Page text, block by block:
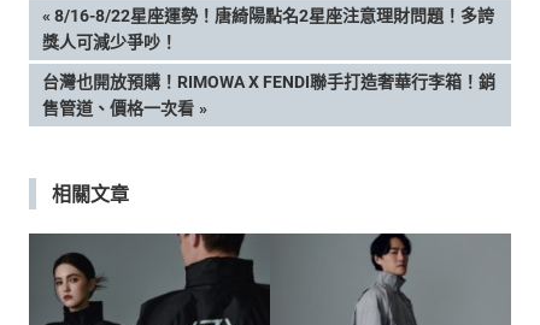
文
章
導
覽
PREVIOUS
POST:
8/16-8/22星座運勢！唐綺陽點名2星座注意理財問題！多誇
獎人可減少爭吵！
NEXT
POST:
台灣也開放預購！RIMOWA X FENDI聯手打造奢華行李箱！銷
售管道、價格一次看
相關文章